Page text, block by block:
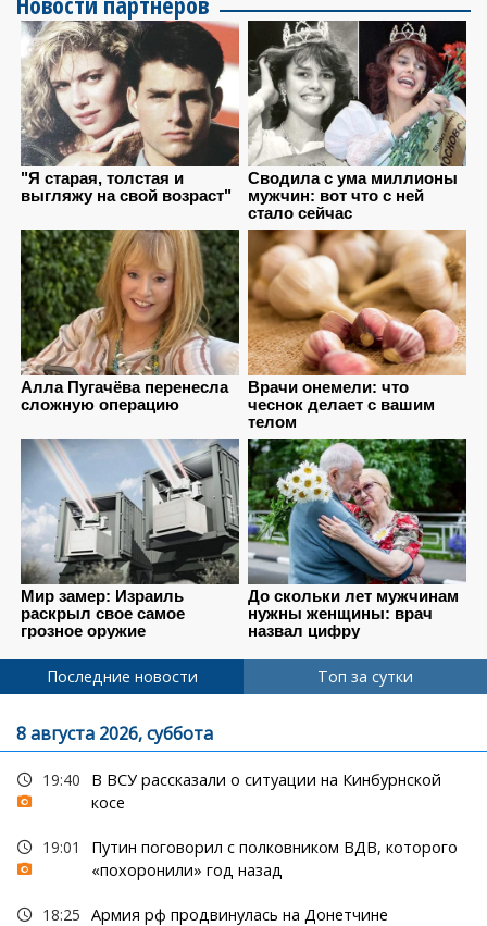
Последние новости Топ за сутки
8 августа 2026, суббота
19:40
В ВСУ рассказали о ситуации на Кинбурнской
косе
19:01
Путин поговорил с полковником ВДВ, которого
«похоронили» год назад
18:25 Армия рф продвинулась на Донетчине